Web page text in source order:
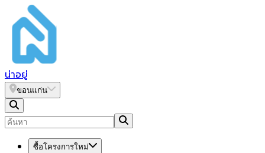
น่าอยู่
ขอนแก่น
ซื้อโครงการใหม่